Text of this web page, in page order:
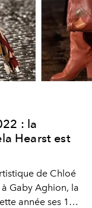
: la
Hearst est
de Chloé
Gaby Aghion, la
année ses 100